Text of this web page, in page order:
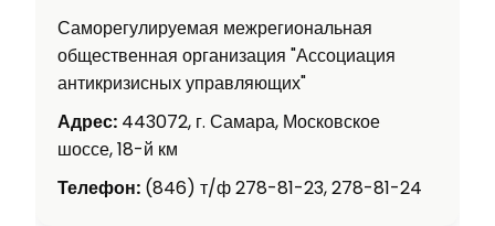
Саморегулируемая межрегиональная
общественная организация "Ассоциация
антикризисных управляющих"
Адрес: 443072, г. Самара, Московское
шоссе, 18-й км
Телефон: (846) т/ф 278-81-23, 278-81-24